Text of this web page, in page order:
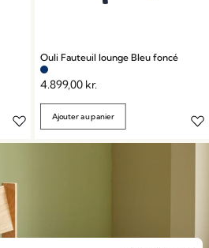
Ouli Fauteuil lounge Bleu foncé
4.899,00 kr.
Ajouter au panier